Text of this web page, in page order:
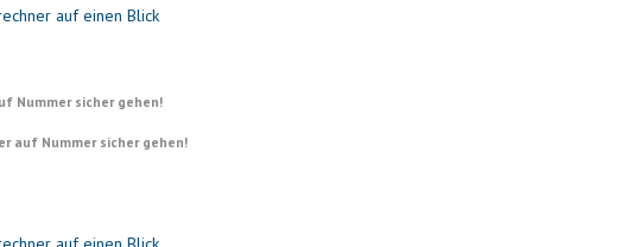
Nummer sicher gehen!
auf Nummer sicher gehen!